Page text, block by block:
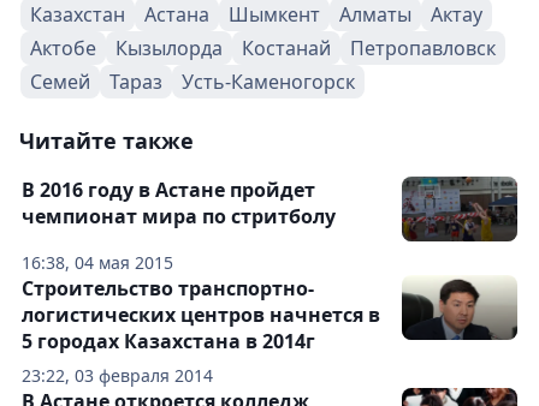
Казахстан
Астана Шымкент Алматы
Актау
Актобе
Кызылорда Костанай
Петропавловск
Семей
Тараз Усть-Каменогорск
Читайте также
16:38, 04 мая 2015
В 2016 году в Астане пройдет
чемпионат мира по стритболу
23:22, 03 февраля 2014
Строительство транспортно-
логистических центров начнется в
5 городах Казахстана в 2014г